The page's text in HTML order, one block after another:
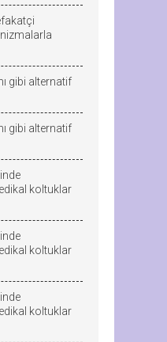
gibi alternatif
gibi alternatif
koltuklar
koltuklar
koltuklar